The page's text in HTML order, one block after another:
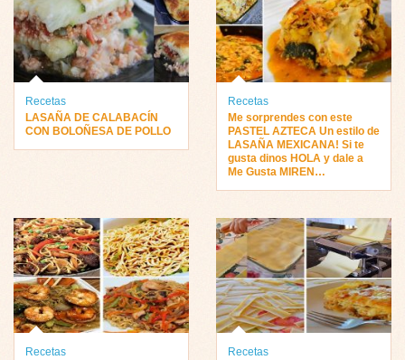
Recetas
LASAÑA DE CALABACÍN
CON BOLOÑESA DE POLLO
Recetas
Me sorprendes con este
PASTEL AZTECA Un estilo de
LASAÑA MEXICANA! Si te
gusta dinos HOLA y dale a
Me Gusta MIREN…
Recetas
Recetas